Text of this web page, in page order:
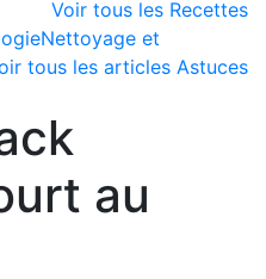
Voir tous les Recettes
Nettoyage et
tous les articles Astuces
au